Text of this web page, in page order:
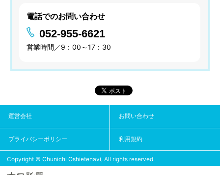
電話でのお問い合わせ
052-955-6621
営業時間／9：00～17：30
運営会社 お問い合わせ
プライバシーポリシー 利用規約
Copyright © Chunichi Oshietenavi, All rights reserved.